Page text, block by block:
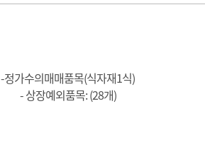
-정가수의매매품목(식자재1식)
- 상장예외품목: (28개)